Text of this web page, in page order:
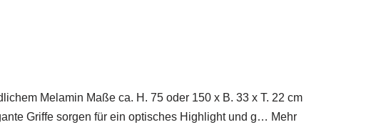
Melamin Maße ca. H. 75 oder 150 x B. 33 x T. 22 cm
Griffe sorgen für ein optisches Highlight und g… Mehr